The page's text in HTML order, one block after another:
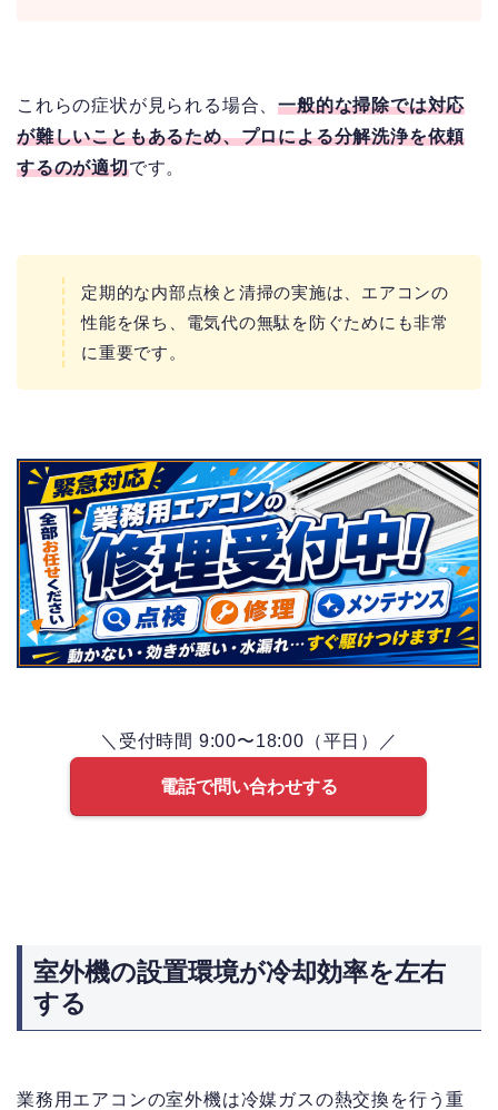
これらの症状が見られる場合、一般的な掃除では対応
が難しいこともあるため、プロによる分解洗浄を依頼
するのが適切です。
定期的な内部点検と清掃の実施は、エアコンの
性能を保ち、電気代の無駄を防ぐためにも非常
に重要です。
＼受付時間 9:00〜18:00（平日）／
電話で問い合わせする
室外機の設置環境が冷却効率を左右
する
業務用エアコンの室外機は冷媒ガスの熱交換を行う重